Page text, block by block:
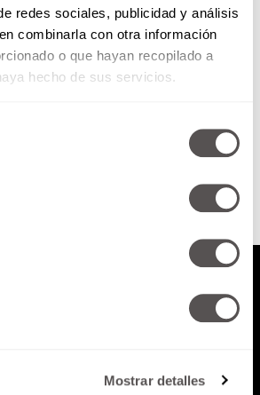
redes sociales, publicidad y análisis
combinarla con otra información
o que hayan recopilado a
hecho de sus servicios.
Mostrar detalles
uno, The sacados y Fey...
rolas más prendidas de
los noventas.
de Privacidad